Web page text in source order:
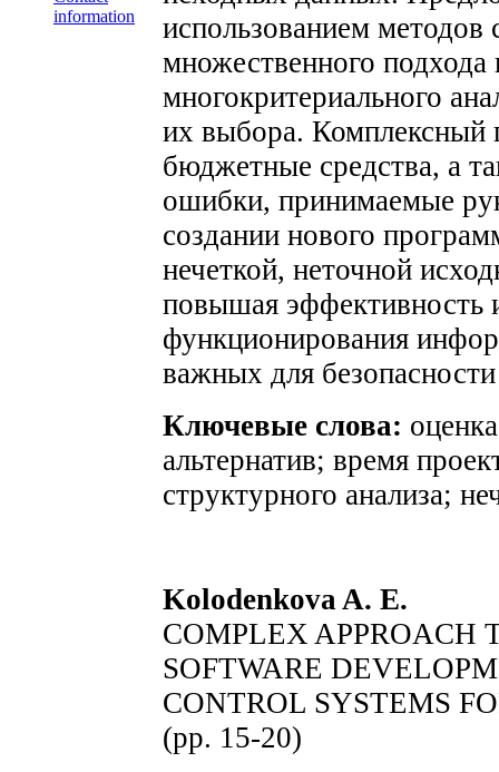
information
использованием методов
множественного подхода
многокритериального
их выбора. Комплексный
бюджетные средства, а
ошибки, принимаемые
создании нового
нечеткой, неточной
повышая эффективность
функционирования
важных для
Ключевые слова:
альтернатив; время
структурного анализа;
Kolodenkova A. E.
COMPLEX APPROACH
SOFTWARE
CONTROL SYSTEMS
(pp. 15-20)